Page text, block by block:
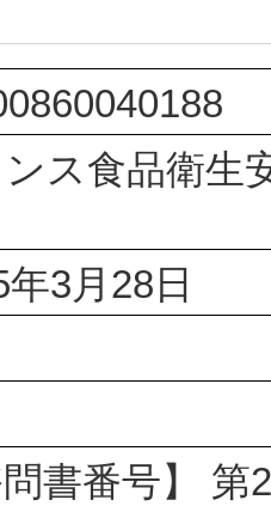
ス食品衛生
3月28日
問書番号】